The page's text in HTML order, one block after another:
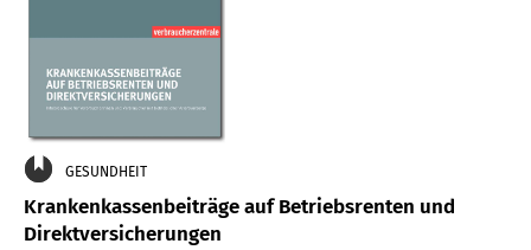
GESUNDHEIT
Krankenkassenbeiträge auf Betriebsrenten und
Direktversicherungen